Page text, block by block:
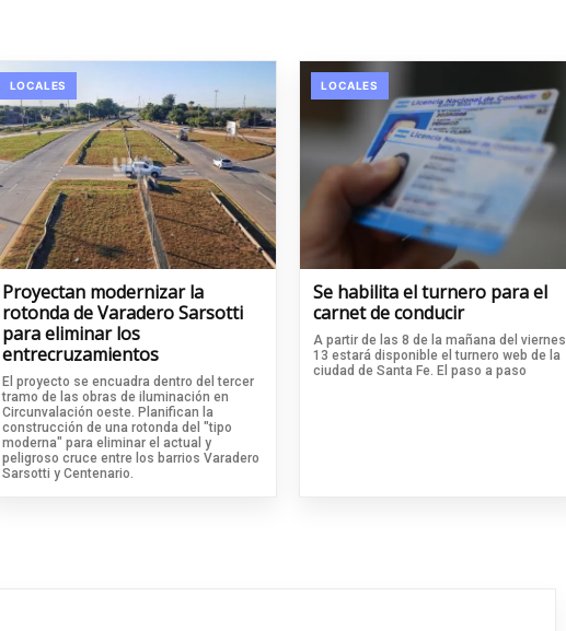
LOCALES
Proyectan modernizar la
rotonda de Varadero Sarsotti
para eliminar los
entrecruzamientos
El proyecto se encuadra dentro del tercer
tramo de las obras de iluminación en
Circunvalación oeste. Planifican la
construcción de una rotonda del "tipo
moderna" para eliminar el actual y
peligroso cruce entre los barrios Varadero
Sarsotti y Centenario.
LOCALES
Se habilita el turnero para el
carnet de conducir
A partir de las 8 de la mañana del viernes
13 estará disponible el turnero web de la
ciudad de Santa Fe. El paso a paso